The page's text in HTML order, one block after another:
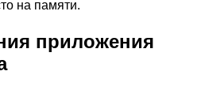
на памяти.
приложения